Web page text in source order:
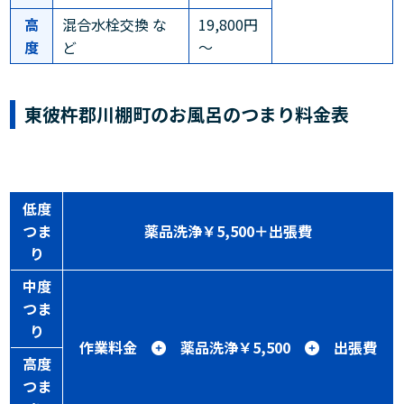
高
度
混合水栓交換 な
ど
19,800円
～
東彼杵郡川棚町のお風呂のつまり料金表
低度
つま
り
薬品洗浄￥5,500＋出張費
中度
つま
り
作業料金 薬品洗浄￥5,500 出張費
高度
つま